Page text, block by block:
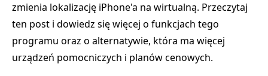
zmienia lokalizację iPhone'a na wirtualną. Przeczytaj
ten post i dowiedz się więcej o funkcjach tego
programu oraz o alternatywie, która ma więcej
urządzeń pomocniczych i planów cenowych.